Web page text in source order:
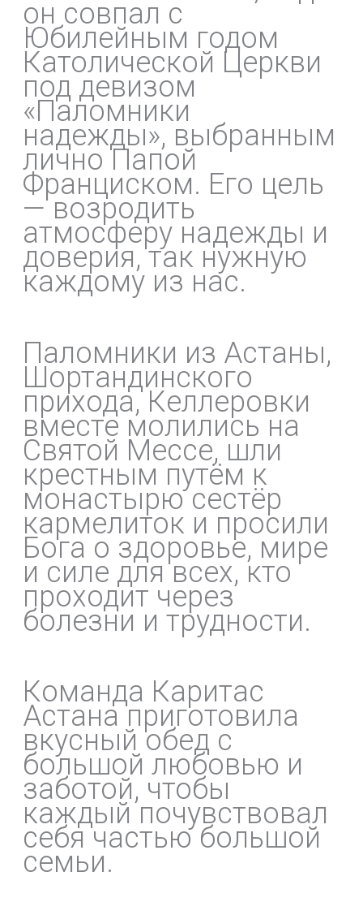
он совпал с
Юбилейным годом
Католической Церкви
под девизом
«Паломники
надежды», выбранным
лично Папой
Франциском. Его цель
— возродить
атмосферу надежды и
доверия, так нужную
каждому из нас.
Паломники из Астаны,
Шортандинского
прихода, Келлеровки
вместе молились на
Святой Мессе, шли
крестным путём к
монастырю сестёр
кармелиток и просили
Бога о здоровье, мире
и силе для всех, кто
проходит через
болезни и трудности.
Команда Каритас
Астана приготовила
вкусный обед с
большой любовью и
заботой, чтобы
каждый почувствовал
себя частью большой
семьи.